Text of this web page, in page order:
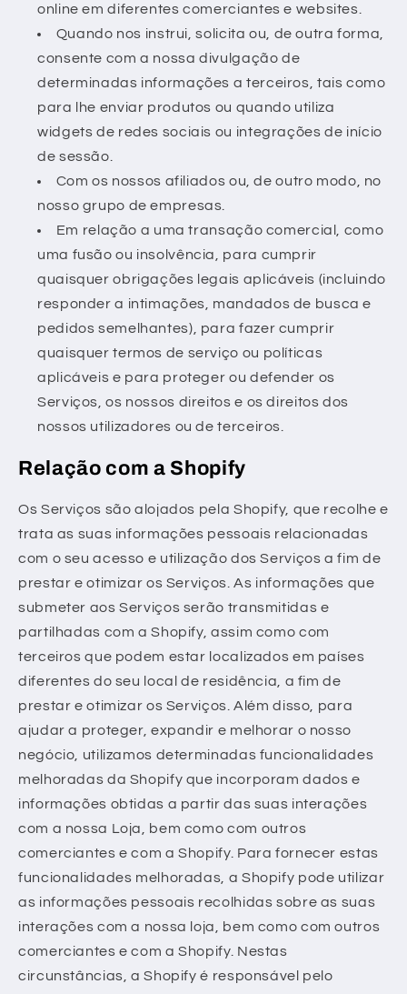
online em diferentes comerciantes e websites.
Quando nos instrui, solicita ou, de outra forma,
consente com a nossa divulgação de
determinadas informações a terceiros, tais como
para lhe enviar produtos ou quando utiliza
widgets de redes sociais ou integrações de início
de sessão.
Com os nossos afiliados ou, de outro modo, no
nosso grupo de empresas.
Em relação a uma transação comercial, como
uma fusão ou insolvência, para cumprir
quaisquer obrigações legais aplicáveis (incluindo
responder a intimações, mandados de busca e
pedidos semelhantes), para fazer cumprir
quaisquer termos de serviço ou políticas
aplicáveis e para proteger ou defender os
Serviços, os nossos direitos e os direitos dos
nossos utilizadores ou de terceiros.
Relação com a Shopify
Os Serviços são alojados pela Shopify, que recolhe e
trata as suas informações pessoais relacionadas
com o seu acesso e utilização dos Serviços a fim de
prestar e otimizar os Serviços. As informações que
submeter aos Serviços serão transmitidas e
partilhadas com a Shopify, assim como com
terceiros que podem estar localizados em países
diferentes do seu local de residência, a fim de
prestar e otimizar os Serviços. Além disso, para
ajudar a proteger, expandir e melhorar o nosso
negócio, utilizamos determinadas funcionalidades
melhoradas da Shopify que incorporam dados e
informações obtidas a partir das suas interações
com a nossa Loja, bem como com outros
comerciantes e com a Shopify. Para fornecer estas
funcionalidades melhoradas, a Shopify pode utilizar
as informações pessoais recolhidas sobre as suas
interações com a nossa loja, bem como com outros
comerciantes e com a Shopify. Nestas
circunstâncias, a Shopify é responsável pelo